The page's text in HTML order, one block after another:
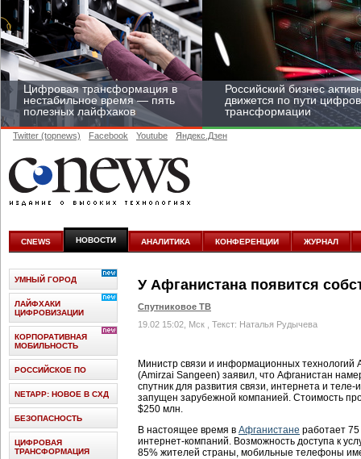
Цифровая трансформация в
нестабильное время — пять
полезных лайфхаков
Российский бизнес
движется по пути
трансформации
цифровизироваться со
скоростью крупных
корпораций
Twitter (topnews) Facebook Youtube Яндекс.Дзен
CNEWS НОВОСТИ АНАЛИТИКА КОНФЕРЕНЦИИ ЖУРНАЛ
У Афганистана появится
Спутниковое ТВ
19.02 15:02, Мск , Текст: Наталья Рудычева
Министр связи и информационных технологий
(Amirzai Sangeen) заявил, что Афганистан
спутник для развития связи, интернета и теле-
запущен зарубежной компанией. Стоимость
$250 млн.
В настоящее время в Афганистане работает
интернет-компаний. Возможность доступа к
85% жителей страны, мобильные телефоны
УМНЫЙ ГОРОД
ЛАЙФХАКИ
ЦИФРОВИЗАЦИИ
КОРПОРАТИВНАЯ
МОБИЛЬНОСТЬ
РОССИЙСКОЕ ПО
NETAPP: НОВОЕ В СХД
БЕЗОПАСНОСТЬ
ЦИФРОВАЯ
ТРАНСФОРМАЦИЯ